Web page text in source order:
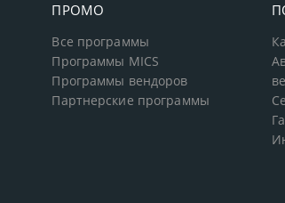
ПРОМО
Все программы
Программы MICS
Программы вендоров
Партнерские программы